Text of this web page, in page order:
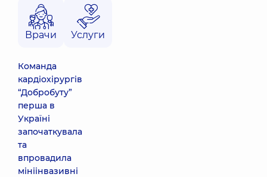
Врачи Услуги
Команда
кардіохірургів
“Добробуту”
перша в
Україні
започаткувала
та
впровадила
мініінвазивні